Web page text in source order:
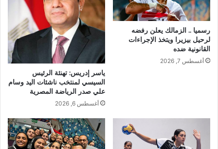
رسميا .. الزمالك يعلن رفضه
لرحيل بيزيرا ويتخذ الإجراءات
القانونية ضده
أغسطس 7, 2026
ياسر إدريس: تهنئة الرئيس
السيسي لمنتخب ناشئات اليد وسام
علي صدر الرياضة المصرية
أغسطس 6, 2026